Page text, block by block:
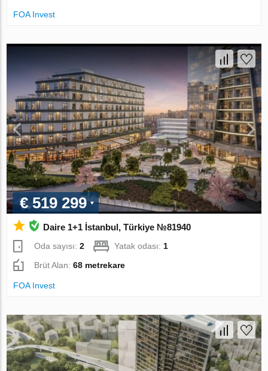
FOA Invest
€ 519 299
Daire 1+1 İstanbul, Türkiye №81940
Oda sayısı:2 Yatak odası: 1
Brüt Alan:68 metrekare
FOA Invest